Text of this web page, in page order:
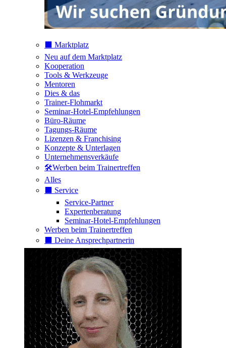
⬛️ Marktplatz
Neu auf dem Marktplatz
Kooperation
Tools & Werkzeuge
Mentoren
Dies & das
Trainer-Flohmarkt
Seminar-Hotel-Empfehlungen
Büro-Räume
Tagungs-Räume
Lizenzen & Franchising
Konzepte & Unterlagen
Unternehmensverkäufe
🛠️Werben beim Trainertreffen
Alles
⬛️ Service
Service-Partner
Expertenberatung
Seminar-Hotel-Empfehlungen
Werben beim Trainertreffen
⬛️ Deine Ansprechpartnerin